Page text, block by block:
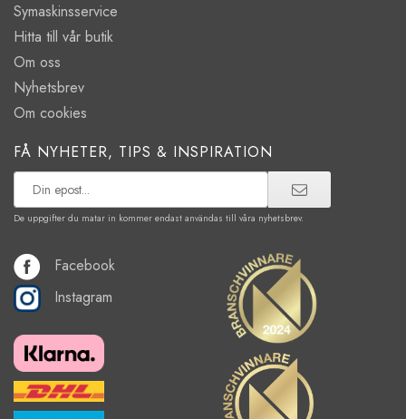
Symaskinsservice
Hitta till vår butik
Om oss
Nyhetsbrev
Om cookies
FÅ NYHETER, TIPS & INSPIRATION
De uppgifter du matar in kommer endast användas till våra nyhetsbrev.
Facebook
Instagram